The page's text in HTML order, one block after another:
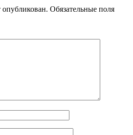
опубликован. Обязательные поля